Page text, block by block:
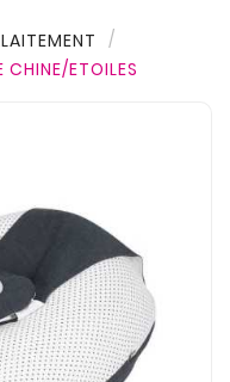
CHINE/ETOILES